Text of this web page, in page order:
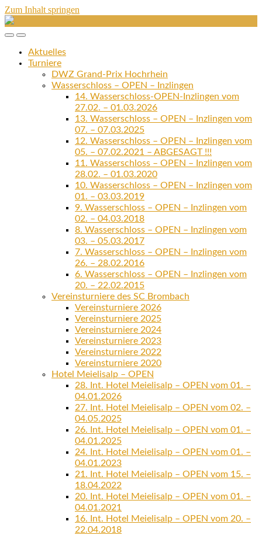
Zum Inhalt springen
Schachclub
Brombach
e.V.
Mobil-
umschalten
Suchfeld
umschalten
Aktuelles
Turniere
DWZ Grand-Prix Hochrhein
Wasserschloss – OPEN – Inzlingen
14. Wasserschloss-OPEN-Inzlingen vom
27.02. – 01.03.2026
13. Wasserschloss – OPEN – Inzlingen vom
07. – 07.03.2025
12. Wasserschloss – OPEN – Inzlingen vom
05. – 07.02.2021 – ABGESAGT !!!
11. Wasserschloss – OPEN – Inzlingen vom
28.02. – 01.03.2020
10. Wasserschloss – OPEN – Inzlingen vom
01. – 03.03.2019
9. Wasserschloss – OPEN – Inzlingen vom
02. – 04.03.2018
8. Wasserschloss – OPEN – Inzlingen vom
03. – 05.03.2017
7. Wasserschloss – OPEN – Inzlingen vom
26. – 28.02.2016
6. Wasserschloss – OPEN – Inzlingen vom
20. – 22.02.2015
Vereinsturniere des SC Brombach
Vereinsturniere 2026
Vereinsturniere 2025
Vereinsturniere 2024
Vereinsturniere 2023
Vereinsturniere 2022
Vereinsturniere 2020
Hotel Meielisalp – OPEN
28. Int. Hotel Meielisalp – OPEN vom 01. –
04.01.2026
27. Int. Hotel Meielisalp – OPEN vom 02. –
04.05.2025
26. Int. Hotel Meielisalp – OPEN vom 01. –
04.01.2025
24. Int. Hotel Meielisalp – OPEN vom 01. –
04.01.2023
21. Int. Hotel Meielisalp – OPEN vom 15. –
18.04.2022
20. Int. Hotel Meielisalp – OPEN vom 01. –
04.01.2021
16. Int. Hotel Meielisalp – OPEN vom 20. –
22.04.2018